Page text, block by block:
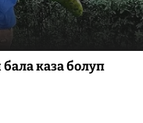
каза болуп